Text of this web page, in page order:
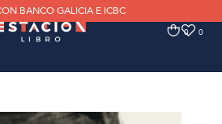
BANCO GALICIA E ICBC
0 0